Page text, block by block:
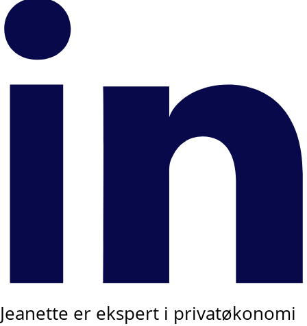
Jeanette er ekspert i privatøkonomi